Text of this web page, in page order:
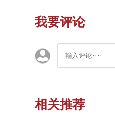
我要评论
相关推荐